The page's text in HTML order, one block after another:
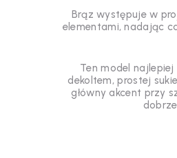
Brąz występuje w
elementami, nadając
Ten model
dekoltem, prostej
główny akcent przy